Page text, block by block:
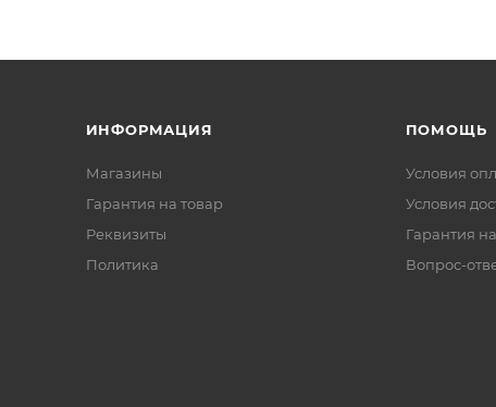
ИНФОРМАЦИЯ
Магазины
Гарантия на товар
Реквизиты
Политика
ПОМОЩЬ
Условия
Условия
Гарантия
Вопрос-